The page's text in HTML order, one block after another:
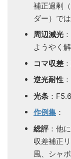
補正過剰
ダー）で
周辺減光
ようやく
コマ収差
逆光耐性
光条 ：
作例集 ：
総評：他
収差補正
風、シャ